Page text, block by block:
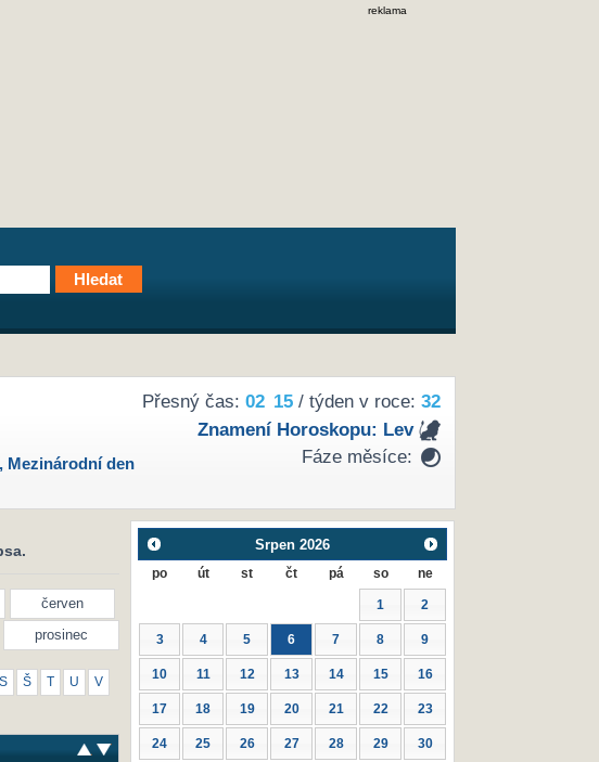
reklama
Přesný čas: 02 15/ týden v roce: 32
Znamení Horoskopu: Lev
Fáze měsíce:
, Mezinárodní den
červen
prosinec
S Š T U V
Srpen 2026
po út st čt pá so ne
1 2
3 4 5 6 7 8 9
10 11 12 13 14 15 16
17 18 19 20 21 22 23
24 25 26 27 28 29 30